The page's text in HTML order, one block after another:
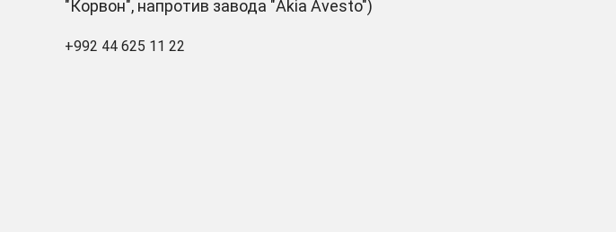
"Корвон", напротив завода "Akia Avesto")
+992 44 625 11 22